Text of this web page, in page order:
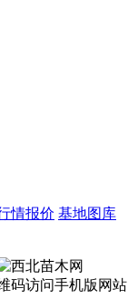
情报价 基地图库
码访问手机版网站